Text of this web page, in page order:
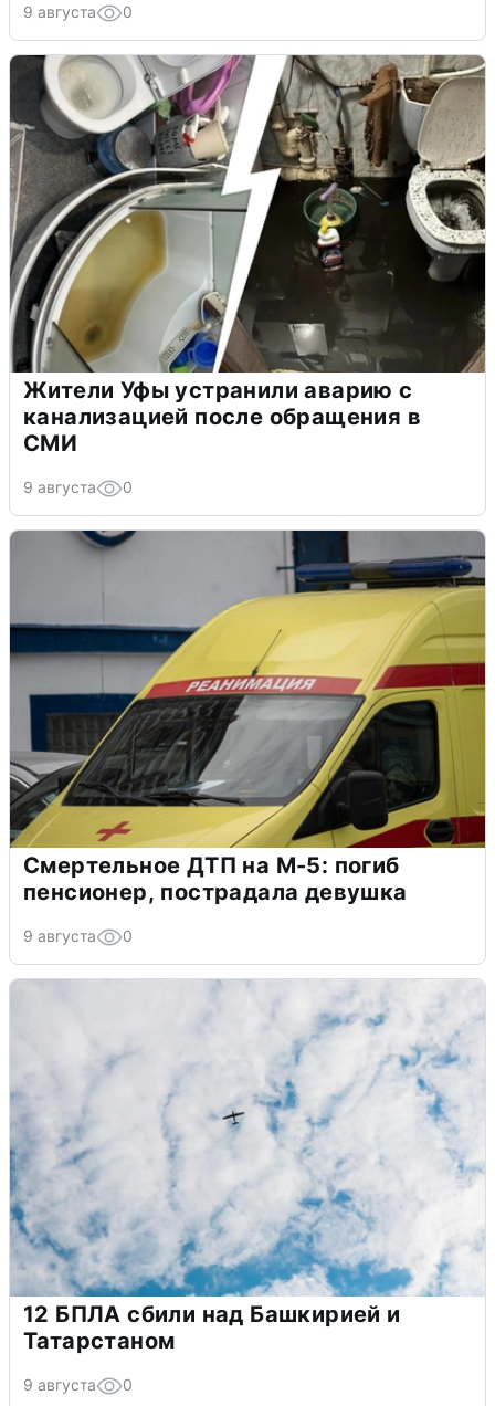
9 августа 0
Жители Уфы устранили аварию с
канализацией после обращения в
СМИ
9 августа 0
Смертельное ДТП на М-5: погиб
пенсионер, пострадала девушка
9 августа 0
12 БПЛА сбили над Башкирией и
Татарстаном
9 августа 0